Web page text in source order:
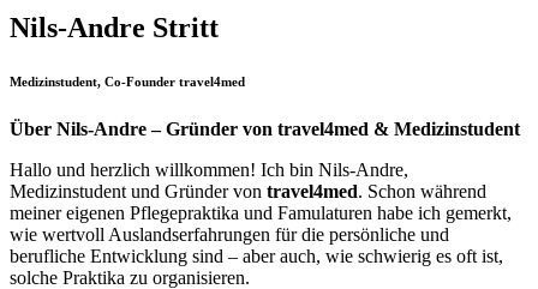
Nils-Andre Stritt
Medizinstudent, Co-Founder travel4med
Über Nils-Andre – Gründer von travel4med & Medizinstudent
Hallo und herzlich willkommen! Ich bin Nils-Andre,
Medizinstudent und Gründer von travel4med. Schon während
meiner eigenen Pflegepraktika und Famulaturen habe ich gemerkt,
wie wertvoll Auslandserfahrungen für die persönliche und
berufliche Entwicklung sind – aber auch, wie schwierig es oft ist,
solche Praktika zu organisieren.